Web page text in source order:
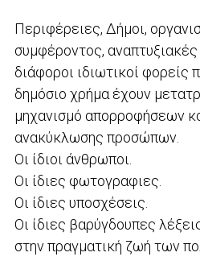
Περιφέρειες, Δήμοι,
συμφέροντος, αναπτυξιακές
διάφοροι ιδιωτικοί φορείς
δημόσιο χρήμα έχουν
μηχανισμό απορροφήσεων
ανακύκλωσης προσώπων.
Οι ίδιοι άνθρωποι.
Οι ίδιες φωτογραφιες.
Οι ίδιες υποσχέσεις.
Οι ίδιες βαρύγδουπες
στην πραγματική ζωή των